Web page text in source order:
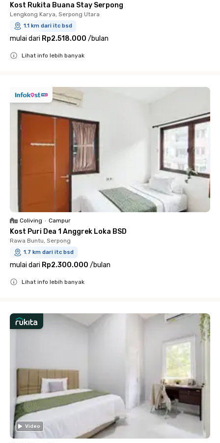
Kost Rukita Buana Stay Serpong
Lengkong Karya, Serpong Utara
1.1 km dari itc bsd
mulai dari Rp2.518.000 /bulan
Lihat info lebih banyak
Coliving • Campur
Kost Puri Dea 1 Anggrek Loka BSD
Rawa Buntu, Serpong
1.7 km dari itc bsd
mulai dari Rp2.300.000 /bulan
Lihat info lebih banyak
Video